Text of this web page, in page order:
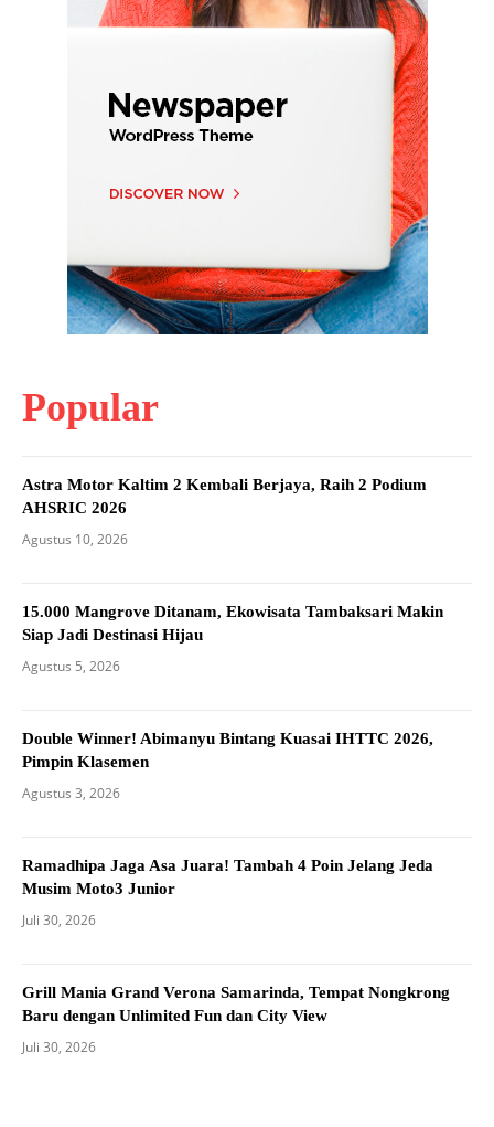
Popular
Astra Motor Kaltim 2 Kembali Berjaya, Raih 2 Podium
AHSRIC 2026
Agustus 10, 2026
15.000 Mangrove Ditanam, Ekowisata Tambaksari Makin
Siap Jadi Destinasi Hijau
Agustus 5, 2026
Double Winner! Abimanyu Bintang Kuasai IHTTC 2026,
Pimpin Klasemen
Agustus 3, 2026
Ramadhipa Jaga Asa Juara! Tambah 4 Poin Jelang Jeda
Musim Moto3 Junior
Juli 30, 2026
Grill Mania Grand Verona Samarinda, Tempat Nongkrong
Baru dengan Unlimited Fun dan City View
Juli 30, 2026